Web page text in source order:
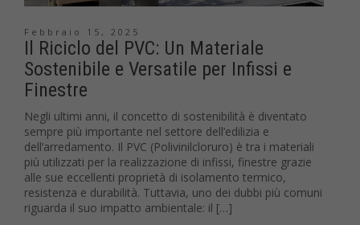
Febbraio 15, 2025
Il Riciclo del PVC: Un Materiale
Sostenibile e Versatile per Infissi e
Finestre
Negli ultimi anni, il concetto di sostenibilità è diventato
sempre più importante nel settore dell’edilizia e
dell’arredamento. Il PVC (Polivinilcloruro) è tra i materiali
più utilizzati per la realizzazione di infissi, finestre grazie
alle sue eccellenti proprietà di isolamento termico,
resistenza e durabilità. Tuttavia, uno dei dubbi più comuni
riguarda il suo impatto ambientale: il […]